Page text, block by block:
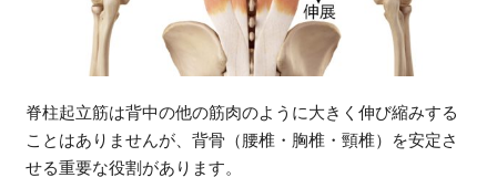
脊柱起立筋は背中の他の筋肉のように大きく伸び縮みする
ことはありませんが、背骨（腰椎・胸椎・頸椎）を安定さ
せる重要な役割があります。